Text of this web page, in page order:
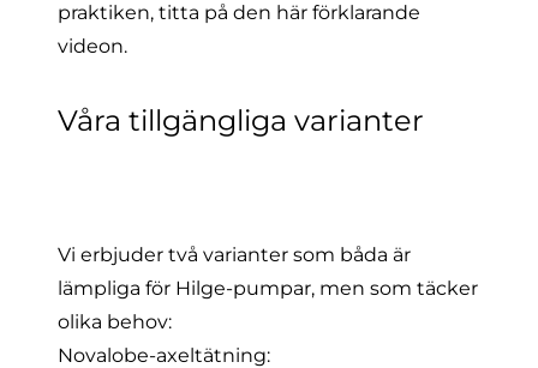
praktiken, titta på den här förklarande
videon.
Våra tillgängliga varianter
Vi erbjuder två varianter som båda är
lämpliga för Hilge-pumpar, men som täcker
olika behov:
Novalobe-axeltätning: